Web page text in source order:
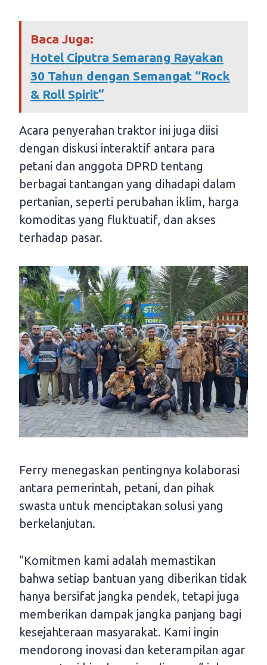
Baca Juga:
Hotel Ciputra Semarang Rayakan
30 Tahun dengan Semangat “Rock
& Roll Spirit”
Acara penyerahan traktor ini juga diisi
dengan diskusi interaktif antara para
petani dan anggota DPRD tentang
berbagai tantangan yang dihadapi dalam
pertanian, seperti perubahan iklim, harga
komoditas yang fluktuatif, dan akses
terhadap pasar.
Ferry menegaskan pentingnya kolaborasi
antara pemerintah, petani, dan pihak
swasta untuk menciptakan solusi yang
berkelanjutan.
“Komitmen kami adalah memastikan
bahwa setiap bantuan yang diberikan tidak
hanya bersifat jangka pendek, tetapi juga
memberikan dampak jangka panjang bagi
kesejahteraan masyarakat. Kami ingin
mendorong inovasi dan keterampilan agar